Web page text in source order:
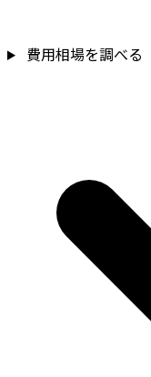
費用相場を調べる